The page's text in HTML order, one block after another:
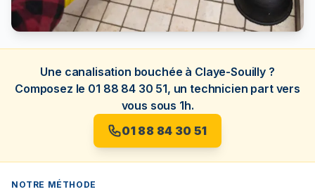
Une canalisation bouchée à Claye-Souilly ?
Composez le 01 88 84 30 51, un technicien part vers
vous sous 1h.
01 88 84 30 51
NOTRE MÉTHODE